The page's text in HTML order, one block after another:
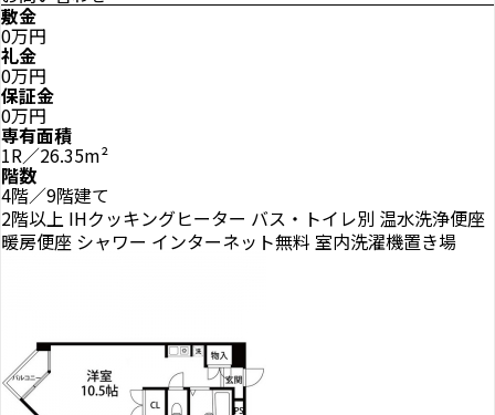
敷金
0万円
礼金
0万円
保証金
0万円
専有面積
1R／26.35m²
階数
4階／9階建て
2階以上 IHクッキングヒーター バス・トイレ別 温水洗浄便座
暖房便座 シャワー インターネット無料 室内洗濯機置き場